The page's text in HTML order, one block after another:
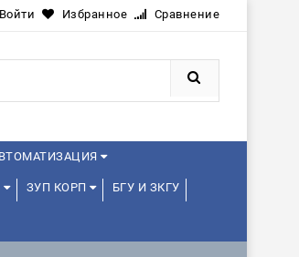
Войти Избранное Сравнение
ЗУП КОРП БГУ И ЗКГУ